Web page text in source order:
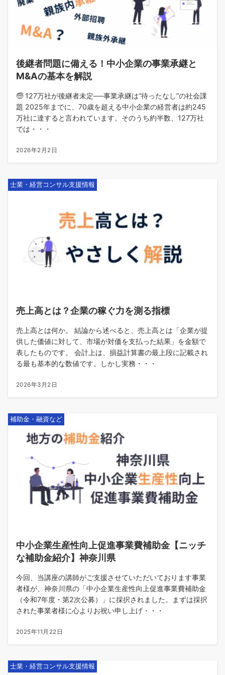
後継者問題に備える！中小企業の事業承継と
M&Aの基本を解説
🧓 127万社が後継者未定──事業承継は“待ったなし”の社会課
題 2025年までに、70歳を超える中小企業の経営者は約245
万社に達すると言われています。そのうち約半数、127万社
では・・・
2026年2月2日
士業・経営コンサル支援情報
売上高とは？企業の稼ぐ力を測る指標
売上高とは何か。 結論から述べると、売上高とは「企業が提
供した価値に対して、市場が対価を支払った結果」を金額で
表したものです。 会計上は、損益計算書の最上段に記載され
る最も基本的な数値です。しかし実務・・・
2026年3月2日
補助金・融資など
中小企業生産性向上促進事業費補助金【ニッチ
な補助金紹介】神奈川県
今回、当講座の講師がご支援させていただいております事業
者様が、神奈川県の「中小企業生産性向上促進事業費補助金
（令和7年度・第2次公募）」に採択されました。まずは採択
された事業者様に心よりお祝い申し上げ・・・
2025年11月22日
士業・経営コンサル支援情報